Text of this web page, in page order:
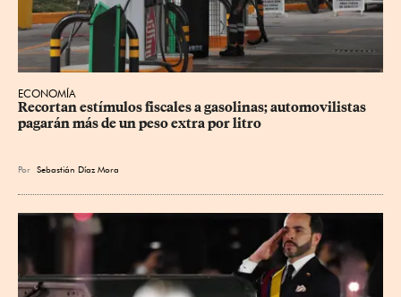
ECONOMÍA
Recortan estímulos fiscales a gasolinas; automovilistas
pagarán más de un peso extra por litro
Por Sebastián Díaz Mora